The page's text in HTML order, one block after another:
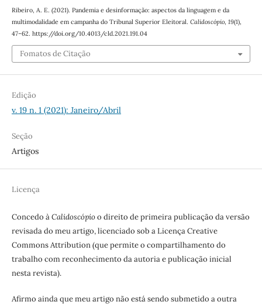
Ribeiro, A. E. (2021). Pandemia e desinformação: aspectos da linguagem e da
multimodalidade em campanha do Tribunal Superior Eleitoral. Calidoscópio, 19(1),
47–62. https://doi.org/10.4013/cld.2021.191.04
Fomatos de Citação
Edição
v. 19 n. 1 (2021): Janeiro/Abril
Seção
Artigos
Licença
Concedo àCalidoscópioo direito de primeira publicação da versão
revisada do meu artigo, licenciado sob a Licença Creative
Commons Attribution (que permite o compartilhamento do
trabalho com reconhecimento da autoria e publicação inicial
nesta revista).
Afirmo ainda que meu artigo não está sendo submetido a outra